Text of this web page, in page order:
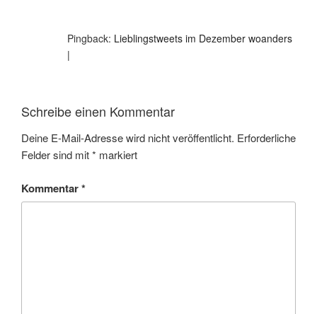
Pingback: Lieblingstweets im Dezember woanders
|
Schreibe einen Kommentar
Deine E-Mail-Adresse wird nicht veröffentlicht. Erforderliche
Felder sind mit* markiert
Kommentar*